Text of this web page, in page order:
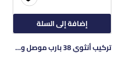
إضافة إلى السلة
تركيب أنثوي 38 بارب موصل وقود سريع 7-0926